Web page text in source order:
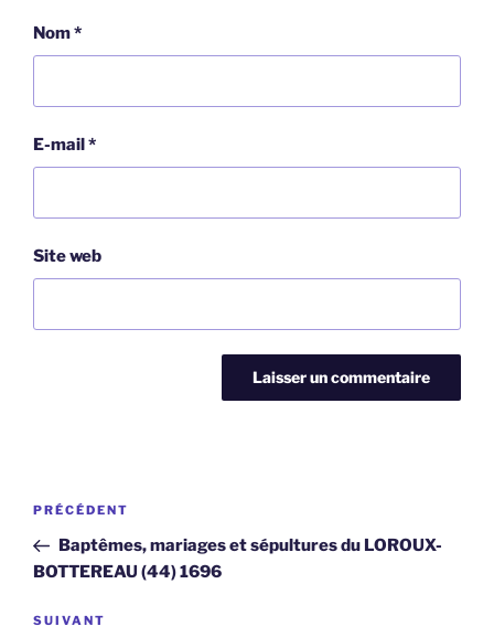
Nom*
E-mail *
Site web
Navigation
l’article
Article
précédent
PRÉCÉDENT
Baptêmes, mariages et sépultures du LOROUX-
BOTTEREAU (44) 1696
Article
SUIVANT